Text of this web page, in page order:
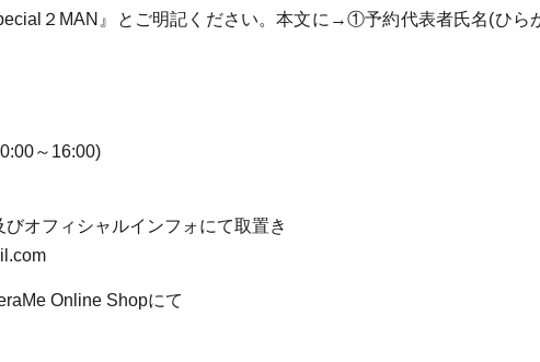
２MAN』とご明記ください。本文に→①予約代表者氏名(ひ
～16:00)
オフィシャルインフォにて取置き
Online Shopにて